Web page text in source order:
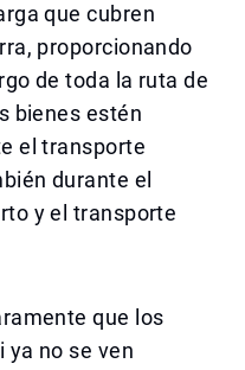
que cubren
proporcionando
de toda la ruta de
bienes estén
el transporte
durante el
y el transporte
que los
ya no se ven